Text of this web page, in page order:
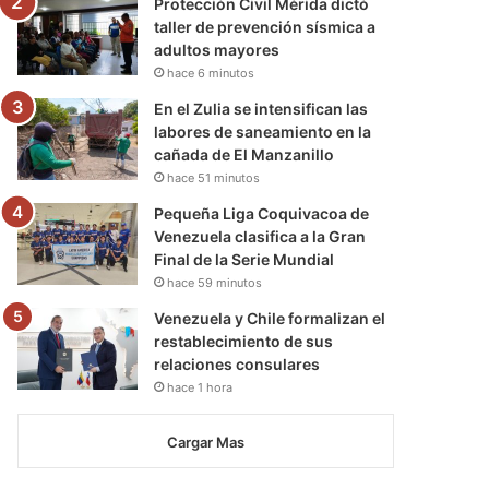
taller de prevención sísmica a
adultos mayores
hace 6 minutos
En el Zulia se intensifican las
labores de saneamiento en la
cañada de El Manzanillo
hace 51 minutos
Pequeña Liga Coquivacoa de
Venezuela clasifica a la Gran
Final de la Serie Mundial
hace 59 minutos
Venezuela y Chile formalizan el
restablecimiento de sus
relaciones consulares
hace 1 hora
Cargar Mas